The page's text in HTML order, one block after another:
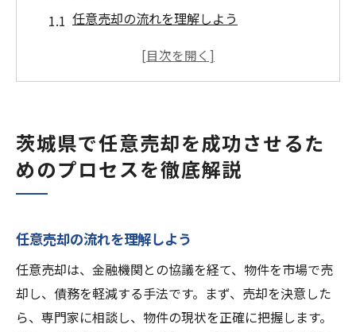
任意売却の流れを理解しよう
茨城県特有の不動産市場動向
任意売却と競売の違いを知る
不動産売却時に知っておきたい任意売却の基本
任意売却とは何かを理解する
不動産売却における税務的考慮事項
任意売却を選択する際の注意点
茨城県で任意売却を成功させるた
めのプロセスを徹底解説
任意売却の流れを理解しよう
任意売却は、金融機関との協議を経て、物件を市場で売
却し、債務を軽減する手法です。まず、売却を決意した
ら、専門家に相談し、物件の現状を正確に把握します。